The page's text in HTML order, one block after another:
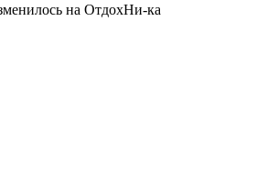
на ОтдохНи-ка